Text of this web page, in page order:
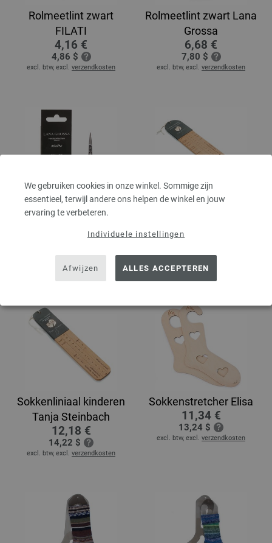
We gebruiken cookies in onze winkel. Sommige zijn
essentieel, terwijl andere ons helpen de winkel en jouw
ervaring te verbeteren.
Individuele instellingen
Afwijzen ALLES ACCEPTEREN
Rolmeetlint zwart
FILATI
4,16 €
4,86 $
excl. btw, excl. verzendkosten
Rolmeetlint zwart Lana
Grossa
6,68 €
7,80 $
excl. btw, excl. verzendkosten
Schaar van roestvrij
16,39 €
Sokkenliniaal kinderen
Tanja Steinbach
12,18 €
14,22 $
excl. btw, excl. verzendkosten
Sokkenstretcher Elisa
11,34 €
13,24 $
excl. btw, excl. verzendkosten